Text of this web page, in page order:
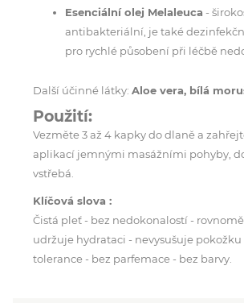
Esenciální olej Melaleuca -
antibakteriální, je také
pro rychlé působení při léčbě
Další účinné látky: Aloe vera, bílá
Použití:
Vezměte 3 až 4 kapky do dlaně a
aplikací jemnými masážními pohyby,
vstřebá.
Klíčová slova :
Čistá pleť - bez nedokonalostí -
udržuje hydrataci - nevysušuje pokožku
tolerance - bez parfemace - bez barvy.